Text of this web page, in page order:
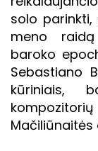
solo
meno
baroko
Sebastiano
kūriniais,